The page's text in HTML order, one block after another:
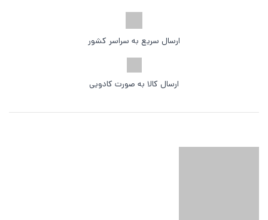
ارسال سریع به سراسر کشور
ارسال کالا به صورت کادویی